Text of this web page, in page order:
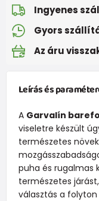
Ingyenes
Gyors
Az áru
Leírás és
A Garvalín
viseletre készült
természetes
puha és rugalmas
természetes
választás a